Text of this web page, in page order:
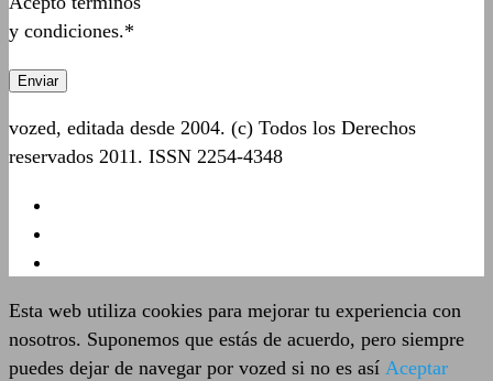
y condiciones.*
vozed, editada desde 2004. (c) Todos los Derechos
reservados 2011. ISSN 2254-4348
Esta web utiliza cookies para mejorar tu experiencia con
nosotros. Suponemos que estás de acuerdo, pero siempre
puedes dejar de navegar por vozed si no es así Aceptar